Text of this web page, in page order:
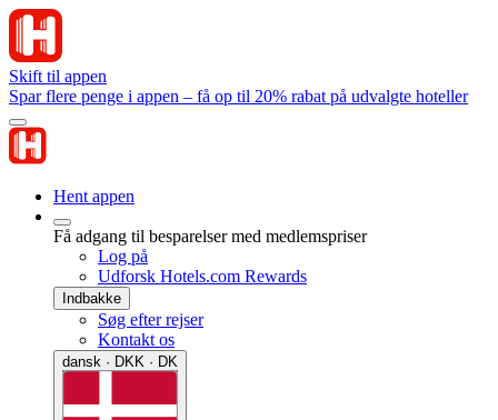
Skift til appen
Spar flere penge i appen – få op til 20% rabat på udvalgte hoteller
Hent appen
Få adgang til besparelser med medlemspriser
Log på
Udforsk Hotels.com Rewards
Indbakke
Søg efter rejser
Kontakt os
dansk · DKK · DK